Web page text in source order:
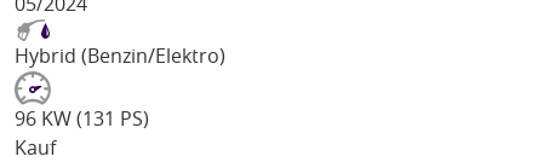
05/2024
Hybrid (Benzin/Elektro)
96 KW (131 PS)
Kauf